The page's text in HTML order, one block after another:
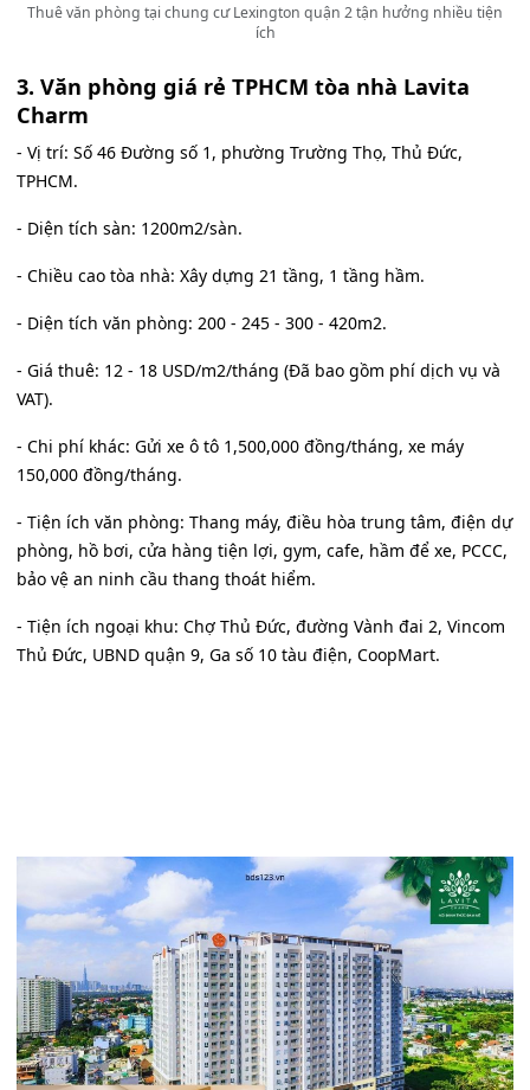
Thuê văn phòng tại chung cư Lexington quận 2 tận hưởng nhiều tiện
ích
3. Văn phòng giá rẻ TPHCM tòa nhà Lavita
Charm
- Vị trí: Số 46 Đường số 1, phường Trường Thọ, Thủ Đức,
TPHCM.
- Diện tích sàn: 1200m2/sàn.
- Chiều cao tòa nhà: Xây dựng 21 tầng, 1 tầng hầm.
- Diện tích văn phòng: 200 - 245 - 300 - 420m2.
- Giá thuê: 12 - 18 USD/m2/tháng (Đã bao gồm phí dịch vụ và
VAT).
- Chi phí khác: Gửi xe ô tô 1,500,000 đồng/tháng, xe máy
150,000 đồng/tháng.
- Tiện ích văn phòng: Thang máy, điều hòa trung tâm, điện dự
phòng, hồ bơi, cửa hàng tiện lợi, gym, cafe, hầm để xe, PCCC,
bảo vệ an ninh cầu thang thoát hiểm.
- Tiện ích ngoại khu: Chợ Thủ Đức, đường Vành đai 2, Vincom
Thủ Đức, UBND quận 9, Ga số 10 tàu điện, CoopMart.